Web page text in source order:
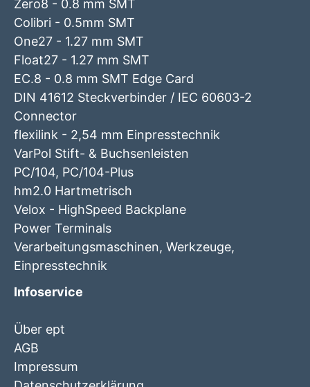
Zero8 - 0.8 mm SMT
Colibri - 0.5mm SMT
One27 - 1.27 mm SMT
Float27 - 1.27 mm SMT
EC.8 - 0.8 mm SMT Edge Card
DIN 41612 Steckverbinder / IEC 60603-2
Connector
flexilink - 2,54 mm Einpresstechnik
VarPol Stift- & Buchsenleisten
PC/104, PC/104-Plus
hm2.0 Hartmetrisch
Velox - HighSpeed Backplane
Power Terminals
Verarbeitungsmaschinen, Werkzeuge,
Einpresstechnik
Infoservice
Über ept
AGB
Impressum